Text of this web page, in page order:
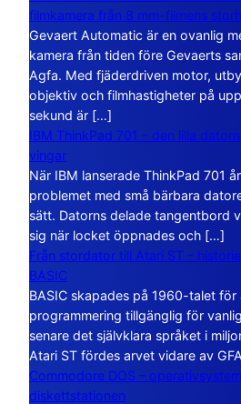
filmkamera från 8 mm-filmens
Gevaert Automatic är en ovanlig
kamera från tiden före Gevaerts
Agfa. Med fjäderdriven motor,
objektiv och filmhastigheter på
sekund är […]
IBM ThinkPad 701 – den lilla
vingar
När IBM lanserade ThinkPad 701
problemet med små bärbara
sätt. Datorns delade tangentbord
sig när locket öppnades och […]
Från stordator till Atari ST –
BASIC
BASIC skapades på 1960-talet för
programmering tillgänglig för
senare det självklara språket i
Atari ST fördes arvet vidare av
Commodore DOS –
diskettstationen